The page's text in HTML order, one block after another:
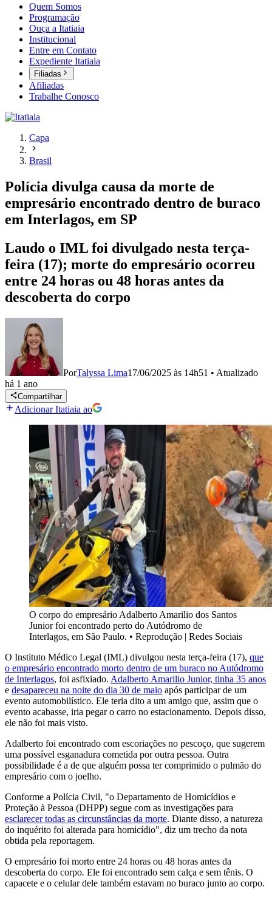
Quem Somos
Programação
Ouça a Itatiaia
Institucional
Entre em Contato
Expediente Itatiaia
Filiadas
Afiliadas
Trabalhe Conosco
Capa
Brasil
Polícia divulga causa da morte de
empresário encontrado dentro de buraco
em Interlagos, em SP
Laudo o IML foi divulgado nesta terça-
feira (17); morte do empresário ocorreu
entre 24 horas ou 48 horas antes da
descoberta do corpo
PorTalyssa Lima17/06/2025 às 14h51 • Atualizado
há 1 ano
Compartilhar
Adicionar Itatiaia ao
O corpo do empresário Adalberto Amarilio dos Santos
Junior foi encontrado perto do Autódromo de
Interlagos, em São Paulo. • Reprodução | Redes Sociais
O Instituto Médico Legal (IML) divulgou nesta terça-feira (17), que
o empresário encontrado morto dentro de um buraco no Autódromo
de Interlagos, foi asfixiado. Adalberto Amarilio Junior, tinha 35 anos
e desapareceu na noite do dia 30 de maio após participar de um
evento automobilístico. Ele teria dito a um amigo que, assim que o
evento acabasse, iria pegar o carro no estacionamento. Depois disso,
ele não foi mais visto.
Adalberto foi encontrado com escoriações no pescoço, que sugerem
uma possível esganadura cometida por outra pessoa. Outra
possibilidade é a de que alguém possa ter comprimido o pulmão do
empresário com o joelho.
Conforme a Polícia Civil, "o Departamento de Homicídios e
Proteção à Pessoa (DHPP) segue com as investigações para
esclarecer todas as circunstâncias da morte. Diante disso, a natureza
do inquérito foi alterada para homicídio", diz um trecho da nota
obtida pela reportagem.
O empresário foi morto entre 24 horas ou 48 horas antes da
descoberta do corpo. Ele foi encontrado sem calça e sem tênis. O
capacete e o celular dele também estavam no buraco junto ao corpo.